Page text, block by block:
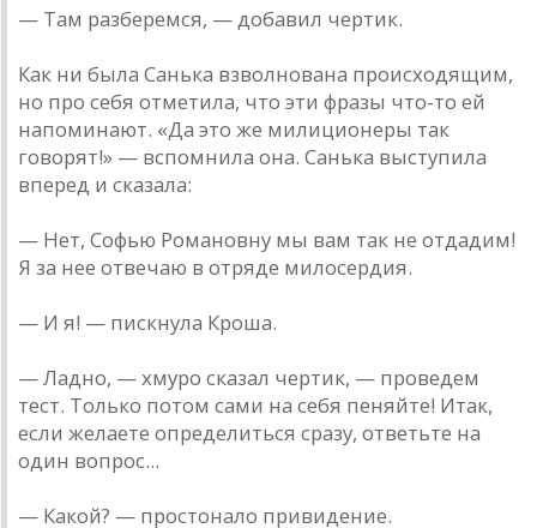
— Там разберемся, — добавил чертик.
Как ни была Санька взволнована происходящим,
но про себя отметила, что эти фразы что-то ей
напоминают. «Да это же милиционеры так
говорят!» — вспомнила она. Санька выступила
вперед и сказала:
— Нет, Софью Романовну мы вам так не отдадим!
Я за нее отвечаю в отряде милосердия.
— И я! — пискнула Кроша.
— Ладно, — хмуро сказал чертик, — проведем
тест. Только потом сами на себя пеняйте! Итак,
если желаете определиться сразу, ответьте на
один вопрос...
— Какой? — простонало привидение.